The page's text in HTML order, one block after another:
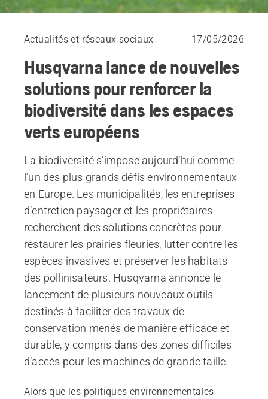
Actualités et réseaux sociaux 17/05/2026
Husqvarna lance de nouvelles
solutions pour renforcer la
biodiversité dans les espaces
verts européens
La biodiversité s’impose aujourd’hui comme
l’un des plus grands défis environnementaux
en Europe. Les municipalités, les entreprises
d’entretien paysager et les propriétaires
recherchent des solutions concrètes pour
restaurer les prairies fleuries, lutter contre les
espèces invasives et préserver les habitats
des pollinisateurs. Husqvarna annonce le
lancement de plusieurs nouveaux outils
destinés à faciliter des travaux de
conservation menés de manière efficace et
durable, y compris dans des zones difficiles
d’accès pour les machines de grande taille.
Alors que les politiques environnementales